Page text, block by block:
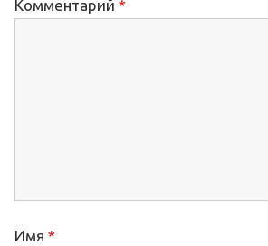
Комментарий *
Имя *